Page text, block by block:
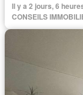
Il y a 2 jours, 6
CONSEILS